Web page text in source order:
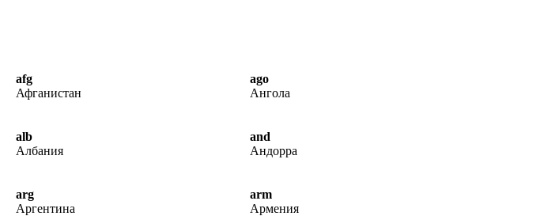
afg
Афганистан
ago
Ангола
alb
Албания
and
Андорра
arg
Аргентина
arm
Армения